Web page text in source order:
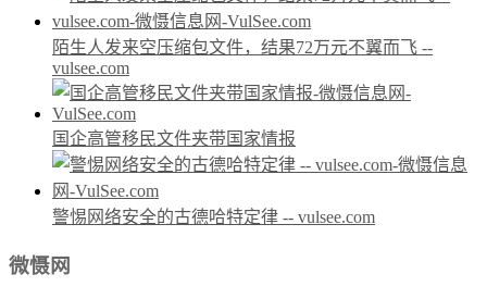
陌生人发来空压缩包文件，结果72万元不翼而飞 --
vulsee.com
国企高管移民文件夹带国家情报
警惕网络安全的古德哈特定律 -- vulsee.com
微慑网